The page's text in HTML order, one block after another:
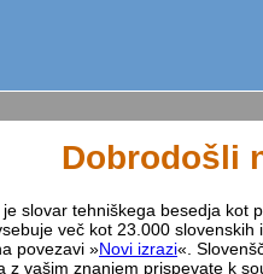
Dobrodošli
je slovar tehniškega besedja kot
več kot 23.000
povezavi »Novi izrazi«.
z vašim znanjem prispevate k